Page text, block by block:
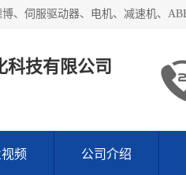
科技有限公司
频 公司介绍